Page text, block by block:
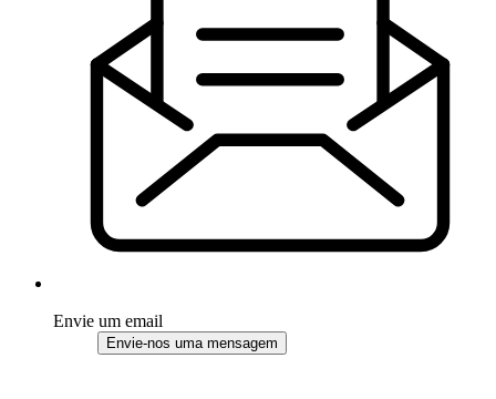
Envie um email
Envie-nos uma mensagem